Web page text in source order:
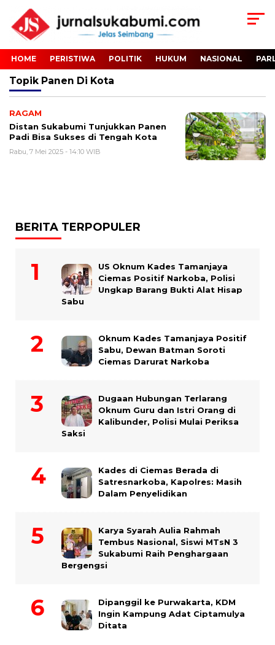
HOME PERISTIWA POLITIK HUKUM NASIONAL
Topik Panen Di Kota
RAGAM
Distan Sukabumi Tunjukkan Panen
Padi Bisa Sukses di Tengah Kota
Rabu, 7 Mei 2025 - 14:10 WIB
BERITA TERPOPULER
US Oknum Kades Tamanjaya
Ciemas Positif Narkoba, Polisi
Ungkap Barang Bukti Alat Hisap
Sabu
Oknum Kades Tamanjaya Positif
Sabu, Dewan Batman Soroti
Ciemas Darurat Narkoba
Dugaan Hubungan Terlarang
Oknum Guru dan Istri Orang di
Kalibunder, Polisi Mulai Periksa
Saksi
Kades di Ciemas Berada di
Satresnarkoba, Kapolres: Masih
Dalam Penyelidikan
Karya Syarah Aulia Rahmah
Tembus Nasional, Siswi MTsN 3
Sukabumi Raih Penghargaan
Bergengsi
Dipanggil ke Purwakarta, KDM
Ingin Kampung Adat Ciptamulya
Ditata